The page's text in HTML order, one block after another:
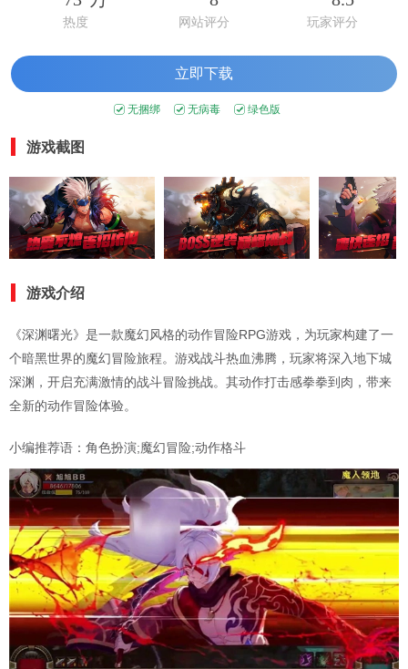
热度 网站评分 玩家评分
立即下载
无捆绑 无病毒 绿色版
游戏截图
游戏介绍
《深渊曙光》是一款魔幻风格的动作冒险RPG游戏，为玩家构建了一
个暗黑世界的魔幻冒险旅程。游戏战斗热血沸腾，玩家将深入地下城
深渊，开启充满激情的战斗冒险挑战。其动作打击感拳拳到肉，带来
全新的动作冒险体验。
小编推荐语：角色扮演;魔幻冒险;动作格斗